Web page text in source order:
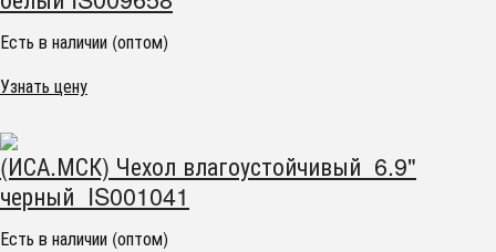
Есть в наличии (оптом)
Узнать цену
(ИСА.МСК) Чехол влагоустойчивый 6.9"
черный IS001041
Есть в наличии (оптом)